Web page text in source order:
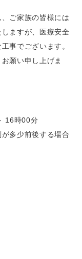
ご家族の皆様には
ますが、医療安全
事でございます。
願い申し上げま
16時00分
多少前後する場合